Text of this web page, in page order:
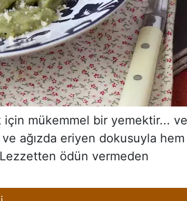
için mükemmel bir yemektir... ve
ağızda eriyen dokusuyla hem
ödün vermeden